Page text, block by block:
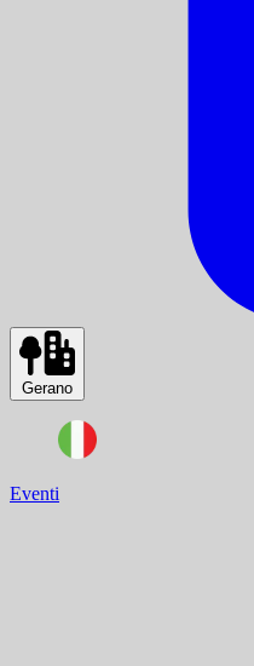
Gerano
Eventi